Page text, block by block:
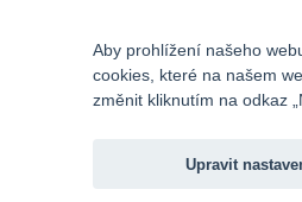
Fio
Aby prohlížení našeho
cookies, které na našem
změnit kliknutím na odkaz
Upravit